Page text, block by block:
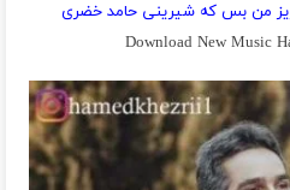
من بس که شیرینی حامد خضری
Download New Music